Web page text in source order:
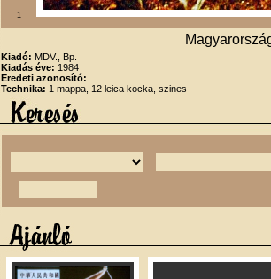
1
Kiadó: MDV., Bp.
Kiadás éve: 1984
Eredeti azonosító:
Technika: 1 mappa, 12 leica kocka, szines